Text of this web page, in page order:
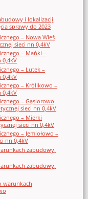
i lokalizacji
sprawy do 2023
– Nowa Wieś
sieci nn 0,4kV
– Mańki –
0,4kV
– Lutek –
0,4kV
– Królikowo –
0,4kV
– Gąsiorowo
sieci nn 0,4kV
– Mierki
sieci nn 0,4kV
– Jemiołowo –
nn 0,4kV
zabudowy,
zabudowy,
warunkach